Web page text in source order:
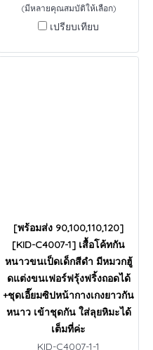
(มีหลายคุณสมบัติให้เลือก)
เปรียบเทียบ
[พร้อมส่ง 90,100,110,120]
[KID-C4007-1] เสื้อโค้ทกัน
หนาวขนเป็ดเด็กสีดำ มีหมวกฮู้
ดแต่งขนเฟอร์ฟรุ้งฟริ้งถอดได้
+ชุดเอี๊ยมซิปหน้ากางเกงยาวกัน
หนาว เข้าชุดกัน ใส่ลุยหิมะได้
เต็มที่ค่ะ
KID-C4007-1-1